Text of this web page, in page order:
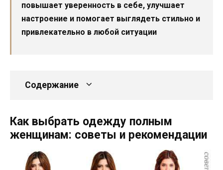
повышает уверенность в себе, улучшает
настроение и помогает выглядеть стильно и
привлекательно в любой ситуации
Содержание
Как выбрать одежду полным
женщинам: советы и рекомендации